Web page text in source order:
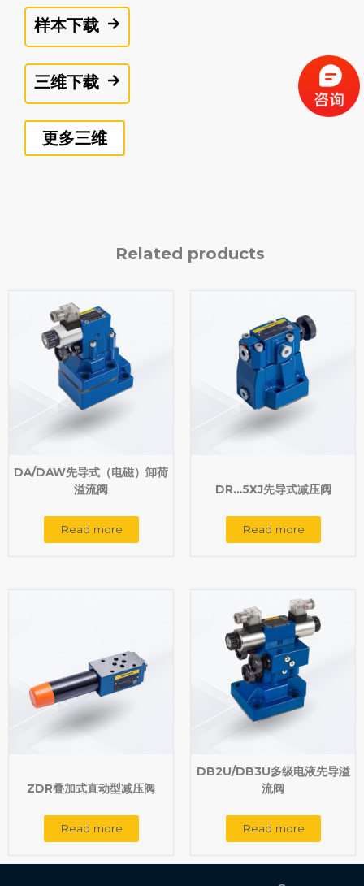
样本下载
三维下载
更多三维
Related products
DA/DAW先导式（电磁）卸荷
溢流阀
Read more
DR…5XJ先导式减压阀
Read more
ZDR叠加式直动型减压阀
Read more
DB2U/DB3U多级电液先导溢
流阀
Read more